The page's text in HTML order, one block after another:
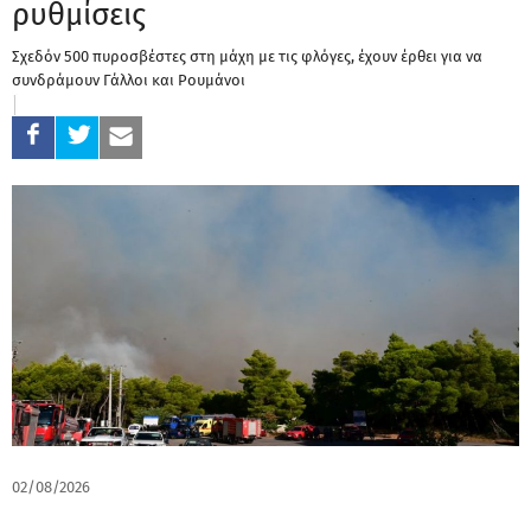
ρυθμίσεις
Σχεδόν 500 πυροσβέστες στη μάχη με τις φλόγες, έχουν έρθει για να
συνδράμουν Γάλλοι και Ρουμάνοι
02/08/2026